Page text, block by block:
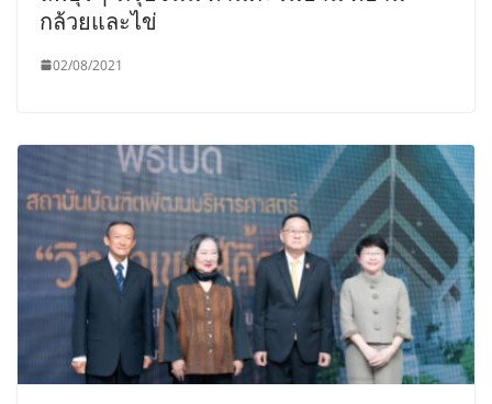
กล้วยและไข่
02/08/2021